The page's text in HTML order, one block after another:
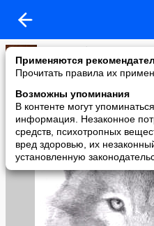
Применяются
Прочитать правила их
Возможны упоминания
В контенте могут
информация. Незаконное
средств, психотропных
вред здоровью, их
установленную
Заметки бывшего
added a photo
11 Oct в 21:11